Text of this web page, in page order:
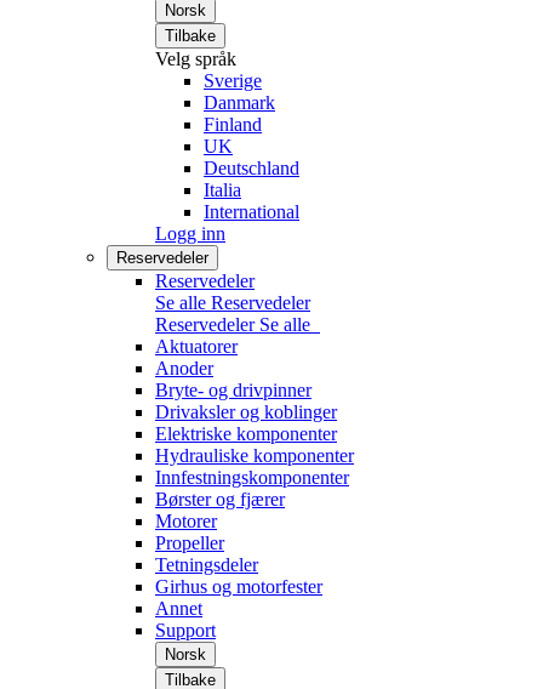
Norsk
Tilbake
Velg språk
Sverige
Danmark
Finland
UK
Deutschland
Italia
International
Logg inn
Reservedeler
Reservedeler
Se alle Reservedeler
Reservedeler Se alle
Aktuatorer
Anoder
Bryte- og drivpinner
Drivaksler og koblinger
Elektriske komponenter
Hydrauliske komponenter
Innfestningskomponenter
Børster og fjærer
Motorer
Propeller
Tetningsdeler
Girhus og motorfester
Annet
Support
Norsk
Tilbake